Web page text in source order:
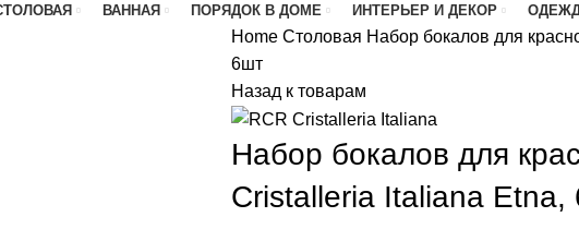
ВАННАЯ ПОРЯДОК В ДОМЕ ИНТЕРЬЕР И ДЕКОР
Home Столовая Набор бокалов для
6шт
Назад к товарам
Набор бокалов для
Cristalleria Italiana Etna,